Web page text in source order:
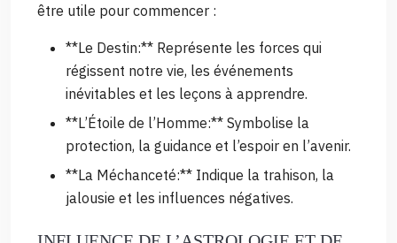
être utile pour commencer :
**Le Destin:** Représente les forces qui
régissent notre vie, les événements
inévitables et les leçons à apprendre.
**L’Étoile de l’Homme:** Symbolise la
protection, la guidance et l’espoir en l’avenir.
**La Méchanceté:** Indique la trahison, la
jalousie et les influences négatives.